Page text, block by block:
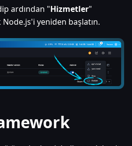
ardından "Hizmetler"
yeniden başlatın.